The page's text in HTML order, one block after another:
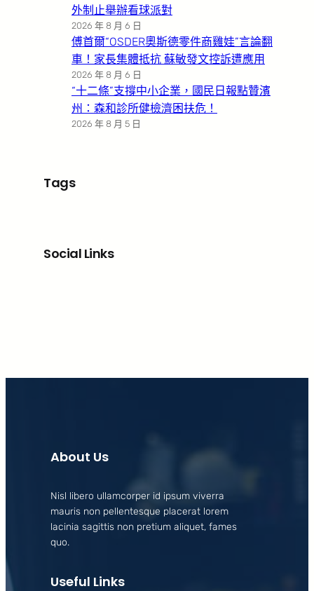
外制止舉辦看球派對
2026 年 8 月 6 日
傅首爾“OSDER奧斯德零件商雞娃”言論翻
車！家長集體抵抗 蘇敏發文控訴遭應用
2026 年 8 月 6 日
“十二條”支撐中小企業，國民日報點贊濱
州：森和診所健檢濟困扶危！
2026 年 8 月 5 日
Tags
Social Links
About Us
Nisl libero ullamcorper id ipsum viverra
mauris non pellentesque placerat lorem
lacinia sagittis non pretium aliquet, fames
quo.
Useful Links